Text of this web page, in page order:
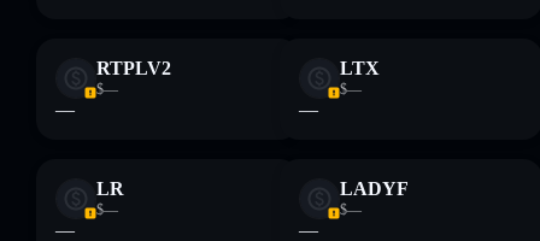
RTPLV2
$—
—
LTX
$—
—
LR
$—
—
LADYF
$—
—